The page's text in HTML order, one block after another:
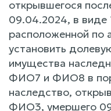
открывшегося
09.04.2024, в виде
расположенной по
установить
имущества
ФИО7 и ФИО8 в
наследство,
ФИО3, умершего